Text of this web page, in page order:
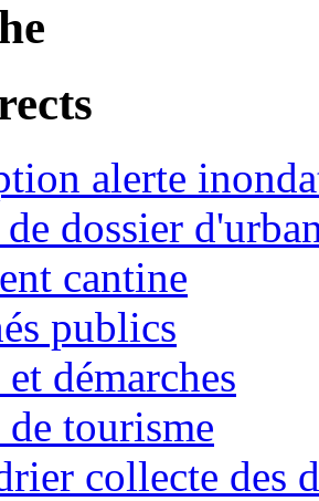
alerte
dossier
cantine
publics
démarches
tourisme
collecte des